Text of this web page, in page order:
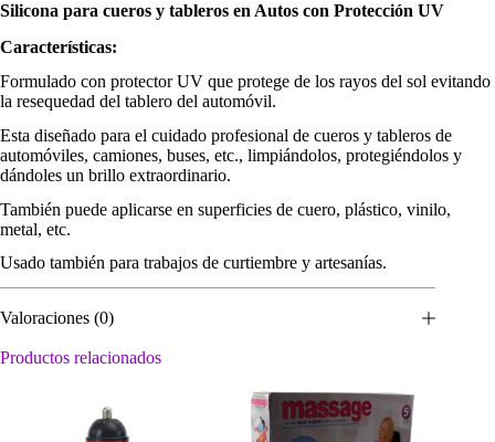
Silicona para cueros y tableros en Autos con Protección UV
Características:
Formulado con protector UV que protege de los rayos del sol evitando
la resequedad del tablero del automóvil.
Esta diseñado para el cuidado profesional de cueros y tableros de
automóviles, camiones, buses, etc., limpiándolos, protegiéndolos y
dándoles un brillo extraordinario.
También puede aplicarse en superficies de cuero, plástico, vinilo,
metal, etc.
Usado también para trabajos de curtiembre y artesanías.
Valoraciones (0)
Productos relacionados